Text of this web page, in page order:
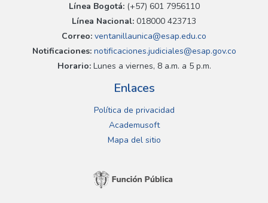
Línea Bogotá:(+57) 601 7956110
Línea Nacional: 018000 423713
Correo: ventanillaunica@esap.edu.co
Notificaciones:notificaciones.judiciales@esap.gov.co
Horario:Lunes a viernes, 8 a.m. a 5 p.m.
Enlaces
Política de privacidad
Academusoft
Mapa del sitio